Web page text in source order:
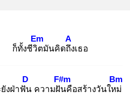
ก็ทั้งชีวิต
Em
มันคิดถึง
A
เธอ
ยังฝ่าฟัน
D
ความฝัน
F#m
คือสร้างวันใหม่
Bm